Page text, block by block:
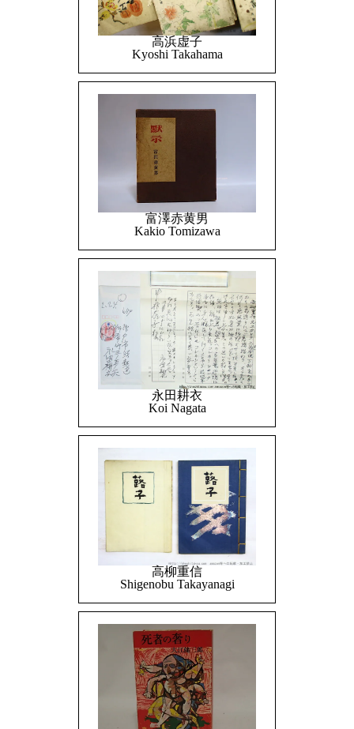
高浜虚子
Kyoshi Takahama
富澤赤黄男
Kakio Tomizawa
永田耕衣
Koi Nagata
高柳重信
Shigenobu Takayanagi